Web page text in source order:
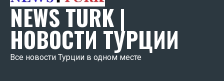
NEWS TURK |
НОВОСТИ ТУРЦИИ
Все новости Турции в одном месте